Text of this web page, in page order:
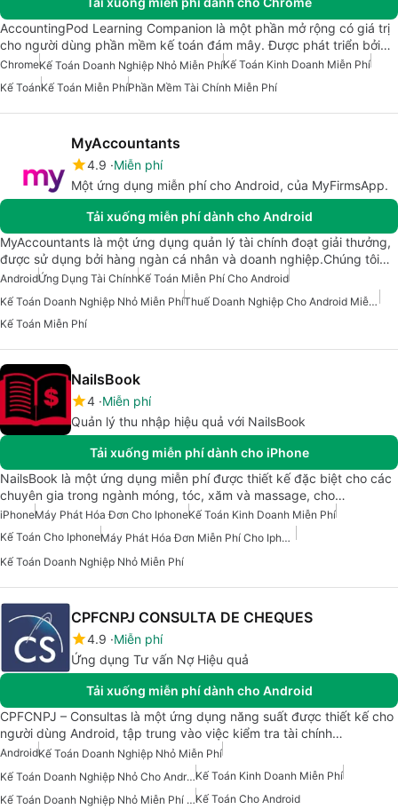
AccountingPod Learning Companion là một phần mở rộng có giá trị
cho người dùng phần mềm kế toán đám mây. Được phát triển bởi…
ChromeKế Toán Doanh Nghiệp Nhỏ Miễn PhíKế Toán Kinh Doanh Miễn Phí
Kế ToánKế Toán Miễn PhíPhần Mềm Tài Chính Miễn Phí
MyAccountants
4.9 Miễn phí
Một ứng dụng miễn phí cho Android, của MyFirmsApp.
Tải xuống miễn phí dành cho Android
MyAccountants là một ứng dụng quản lý tài chính đoạt giải thưởng,
được sử dụng bởi hàng ngàn cá nhân và doanh nghiệp.Chúng tôi…
AndroidỨng Dụng Tài ChínhKế Toán Miễn Phí Cho Android
Kế Toán Doanh Nghiệp Nhỏ Miễn Phí
Thuế Doanh Nghiệp Cho Android Miễn Phí
Kế Toán Miễn Phí
NailsBook
4 Miễn phí
Quản lý thu nhập hiệu quả với NailsBook
Tải xuống miễn phí dành cho iPhone
NailsBook là một ứng dụng miễn phí được thiết kế đặc biệt cho các
chuyên gia trong ngành móng, tóc, xăm và massage, cho…
iPhoneMáy Phát Hóa Đơn Cho IphoneKế Toán Kinh Doanh Miễn Phí
Kế Toán Cho Iphone
Máy Phát Hóa Đơn Miễn Phí Cho Iphone
Kế Toán Doanh Nghiệp Nhỏ Miễn Phí
CPFCNPJ CONSULTA DE CHEQUES
4.9 Miễn phí
Ứng dụng Tư vấn Nợ Hiệu quả
Tải xuống miễn phí dành cho Android
CPFCNPJ – Consultas là một ứng dụng năng suất được thiết kế cho
người dùng Android, tập trung vào việc kiểm tra tài chính…
AndroidKế Toán Doanh Nghiệp Nhỏ Miễn Phí
Kế Toán Doanh Nghiệp Nhỏ Cho AndroidKế Toán Kinh Doanh Miễn Phí
Kế Toán Doanh Nghiệp Nhỏ Miễn Phí Cho AndroidKế Toán Cho Android